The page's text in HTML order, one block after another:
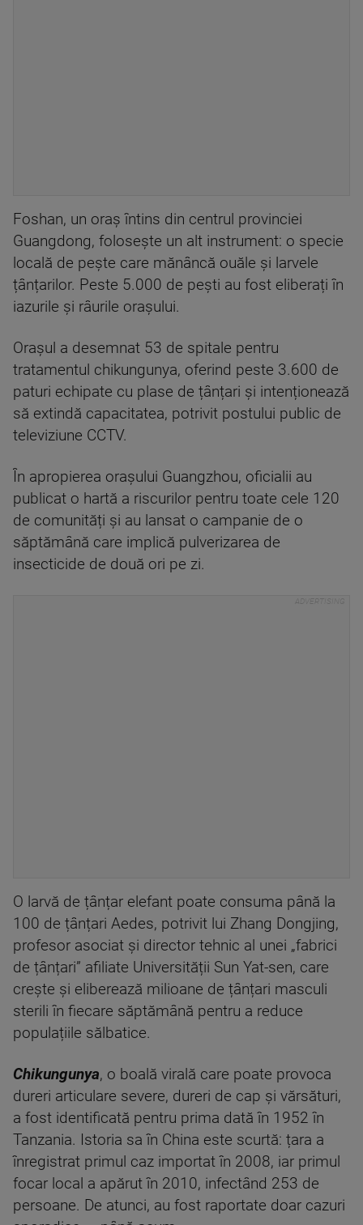
Foshan, un oraș întins din centrul provinciei
Guangdong, folosește un alt instrument: o specie
locală de pește care mănâncă ouăle și larvele
țânțarilor. Peste 5.000 de pești au fost eliberați în
iazurile și râurile orașului.
Orașul a desemnat 53 de spitale pentru
tratamentul chikungunya, oferind peste 3.600 de
paturi echipate cu plase de țânțari și intenționează
să extindă capacitatea, potrivit postului public de
televiziune CCTV.
În apropierea orașului Guangzhou, oficialii au
publicat o hartă a riscurilor pentru toate cele 120
de comunități și au lansat o campanie de o
săptămână care implică pulverizarea de
insecticide de două ori pe zi.
O larvă de țânțar elefant poate consuma până la
100 de țânțari Aedes, potrivit lui Zhang Dongjing,
profesor asociat și director tehnic al unei „fabrici
de țânțari” afiliate Universității Sun Yat-sen, care
crește și eliberează milioane de țânțari masculi
sterili în fiecare săptămână pentru a reduce
populațiile sălbatice.
Chikungunya, o boală virală care poate provoca
dureri articulare severe, dureri de cap și vărsături,
a fost identificată pentru prima dată în 1952 în
Tanzania. Istoria sa în China este scurtă: țara a
înregistrat primul caz importat în 2008, iar primul
focar local a apărut în 2010, infectând 253 de
persoane. De atunci, au fost raportate doar cazuri